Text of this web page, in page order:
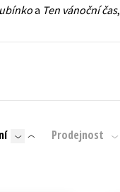
a Ten vánoční čas
Prodejnost